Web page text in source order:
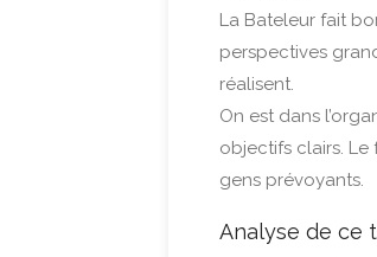
La Bateleur fait
perspectives
réalisent.
On est dans
objectifs clairs. Le
gens prévoyants.
Analyse de ce